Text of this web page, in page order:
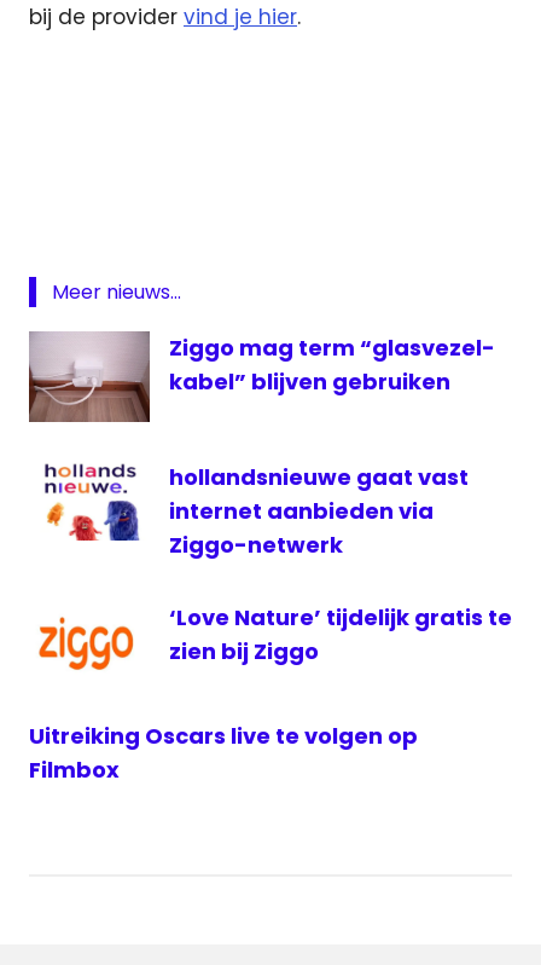
bij de provider vind je hier.
Streamingdienst
Meer nieuws...
Ziggo mag term “glasvezel-
kabel” blijven gebruiken
hollandsnieuwe gaat vast
internet aanbieden via
Ziggo-netwerk
‘Love Nature’ tijdelijk gratis te
zien bij Ziggo
Uitreiking Oscars live te volgen op
Filmbox